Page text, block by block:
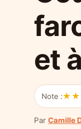
et
Note :
Par Camille